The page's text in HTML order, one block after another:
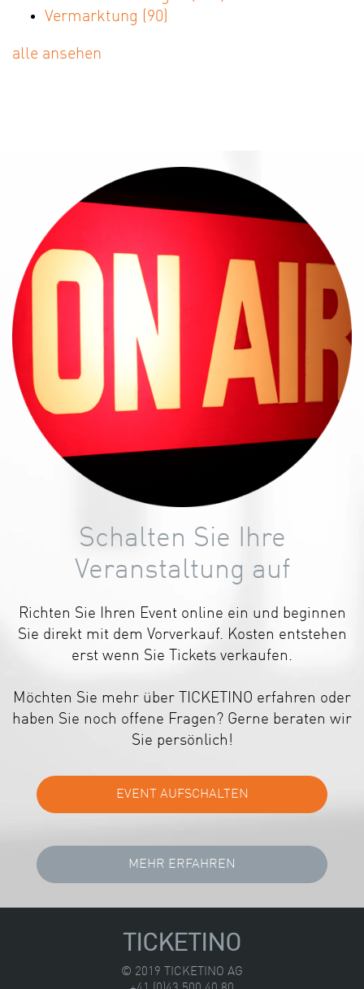
Vermarktung (90)
alle ansehen
Schalten Sie Ihre
Veranstaltung auf
Richten Sie Ihren Event online ein und beginnen
Sie direkt mit dem Vorverkauf. Kosten entstehen
erst wenn Sie Tickets verkaufen.
Möchten Sie mehr über TICKETINO erfahren oder
haben Sie noch offene Fragen? Gerne beraten wir
Sie persönlich!
TICKETINO
© 2019 TICKETINO AG